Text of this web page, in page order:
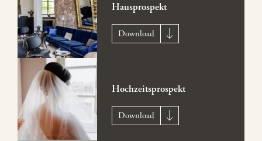
Hausprospekt
Download
Hochzeitsprospekt
Download